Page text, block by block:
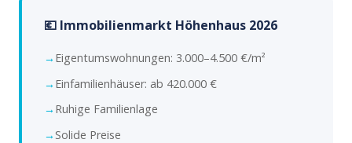
💶 Immobilienmarkt Höhenhaus 2026
Eigentumswohnungen: 3.000–4.500 €/m²
Einfamilienhäuser: ab 420.000 €
Ruhige Familienlage
Solide Preise